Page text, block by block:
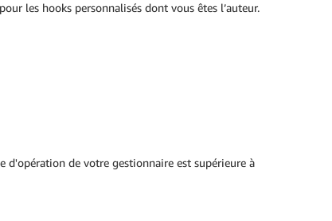
les hooks personnalisés dont vous êtes l’auteur.
d'opération de votre gestionnaire est supérieure à